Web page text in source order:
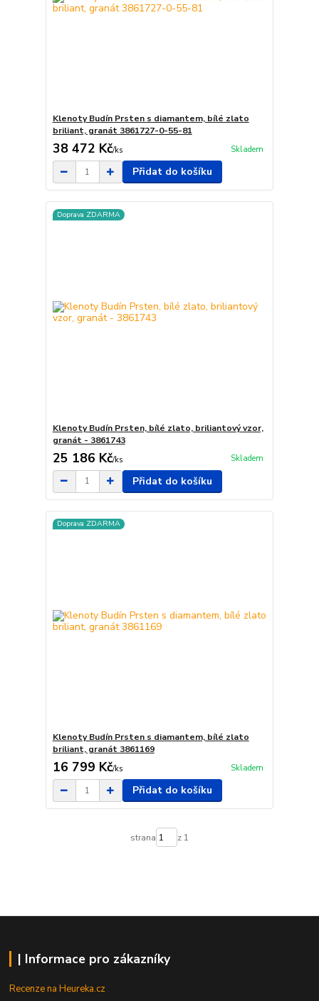
Klenoty Budín Prsten s diamantem, bílé zlato
briliant, granát 3861727-0-55-81
38 472 Kč/ks Skladem
Přidat do košíku
Doprava ZDARMA
Klenoty Budín Prsten, bílé zlato, briliantový vzor,
granát - 3861743
25 186 Kč/ks Skladem
Přidat do košíku
Doprava ZDARMA
Klenoty Budín Prsten s diamantem, bílé zlato
briliant, granát 3861169
16 799 Kč/ks Skladem
Přidat do košíku
strana z 1
| Informace pro zákazníky
Recenze na Heureka.cz